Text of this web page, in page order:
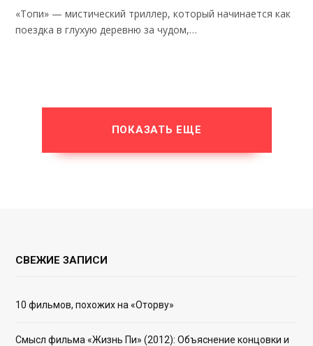
«Топи» — мистический триллер, который начинается как
поездка в глухую деревню за чудом,…
ПОКАЗАТЬ ЕЩЕ
СВЕЖИЕ ЗАПИСИ
10 фильмов, похожих на «Оторву»
Смысл фильма «Жизнь Пи» (2012): Объяснение концовки и